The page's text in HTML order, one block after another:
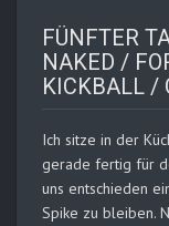
FÜNFTER
NAKED /
KICKBALL /
Ich sitze in der
gerade fertig für
uns entschieden
Spike zu bleiben.